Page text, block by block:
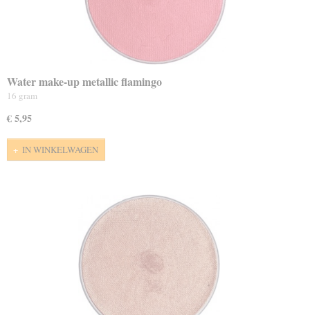
Water make-up metallic flamingo
16 gram
€ 5,95
IN WINKELWAGEN